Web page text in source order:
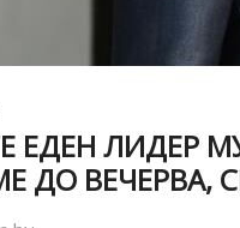
ЕДЕН ЛИДЕР
ДО ВЕЧЕРВА,